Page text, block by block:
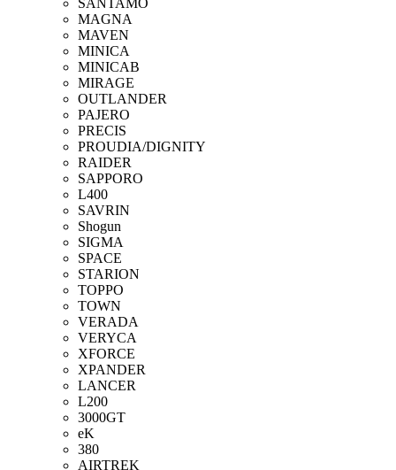
MAGNA
MAVEN
MINICA
MINICAB
MIRAGE
OUTLANDER
PAJERO
PRECIS
PROUDIA/DIGNITY
RAIDER
SAPPORO
L400
SAVRIN
Shogun
SIGMA
SPACE
STARION
TOPPO
TOWN
VERADA
VERYCA
XFORCE
XPANDER
LANCER
L200
3000GT
eK
380
AIRTREK